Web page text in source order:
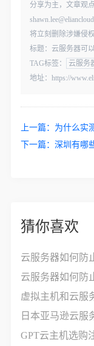
分享为主，文章观
将立刻删除涉嫌侵权
标题：云服务器可
TAG标签：
云服务
地址：https://
上一篇： 为什么实
下一篇：深圳有哪
猜你喜欢
云服务器如何防
云服务器如何防
虚拟主机和云服
日本亚马逊云服
GPT云主机选购